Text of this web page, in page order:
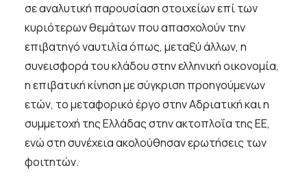
σε αναλυτική παρουσίαση στοιχείων επί των
κυριότερων θεμάτων που απασχολούν την
επιβατηγό ναυτιλία όπως, μεταξύ άλλων, η
συνεισφορά του κλάδου στην ελληνική οικονομία,
η επιβατική κίνηση με σύγκριση προηγούμενων
ετών, το μεταφορικό έργο στην Αδριατική και η
συμμετοχή της Ελλάδας στην ακτοπλοΐα της ΕΕ,
ενώ στη συνέχεια ακολούθησαν ερωτήσεις των
φοιτητών.